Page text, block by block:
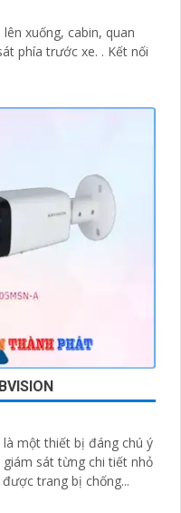
trước xe. . Kết nối
là một thiết bị đáng chú ý
giám sát từng chi tiết nhỏ
này còn được trang bị chống...